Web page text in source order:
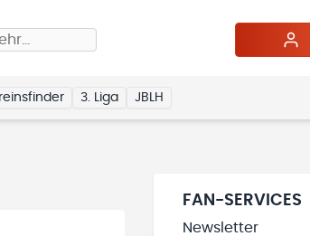
3. Liga JBLH
FAN-SERVICES
Newsletter